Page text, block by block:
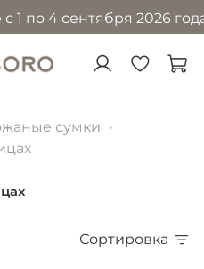
сентября 2026 года в
сумки
Сортировка